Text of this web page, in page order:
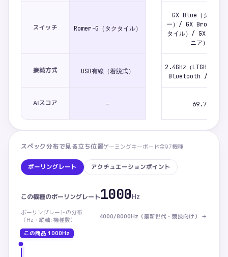
スイッチ Romer-G（タクタイル）
GX Blue（クリッキ
ー）/ GX Brown（タ
タイル）/ GX Red（
ニア）
接続方式 USB有線（着脱式）
2.4GHz（
Bluetooth / USB
AIスコア — 69.7
スペック分布で見る立ち位置ゲーミングキーボード全97機種
ポーリングレート アクチュエーションポイント
ポーリングレート：この商品 1000Hz。カテゴリ内 下
この機種のポーリングレート1000Hz
ポーリングレートの分布
（ Hz・ 縦軸: 機種数）
4000/8000Hz（最新世代・競技向け） →
この商品1000Hz